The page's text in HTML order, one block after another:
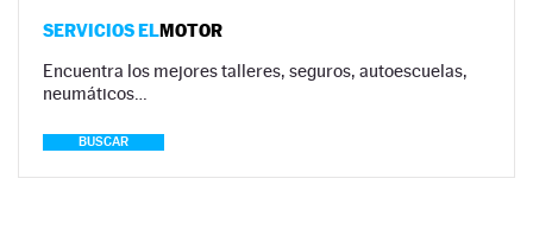
SERVICIOS ELMOTOR
Encuentra los mejores talleres, seguros, autoescuelas,
neumáticos…
BUSCAR